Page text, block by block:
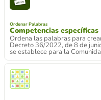
Ordenar Palabras
Competencias
Ordena las palabras para
Decreto 36/2022, de 8 de
se establece para la